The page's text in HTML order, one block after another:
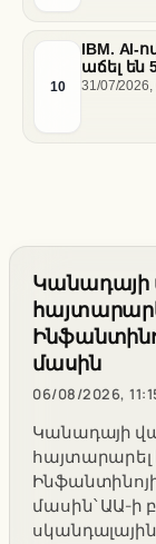
10
IBM. AI-
աճել են
31/07/2026,
մասին
06/08/2026,
Կանադայի
մասին՝ ԱԱ-ի